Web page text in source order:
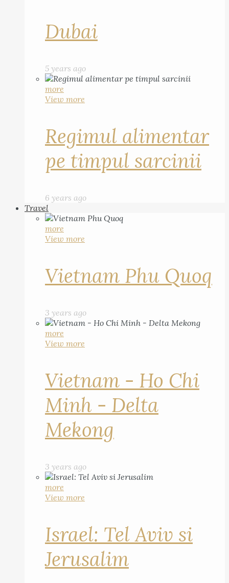
Dubai
5 years ago
more
View more
Regimul alimentar
pe timpul sarcinii
6 years ago
Travel
more
View more
Vietnam Phu Quoq
3 years ago
more
View more
Vietnam - Ho Chi
Minh - Delta
Mekong
3 years ago
more
View more
Israel: Tel Aviv si
Jerusalim